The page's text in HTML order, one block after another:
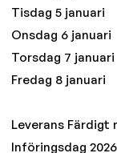
Tisdag 5 januari
Onsdag 6 januari
Torsdag 7 januari
Fredag 8 januari
Leverans
Införingsdag 2026